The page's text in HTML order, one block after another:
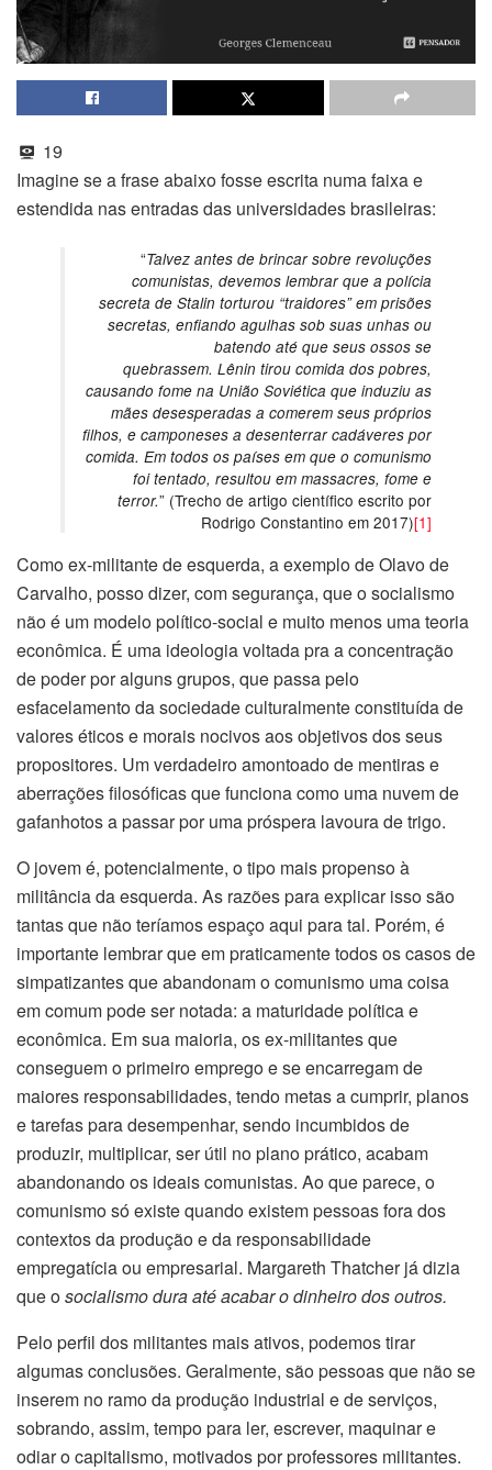
19
Imagine se a frase abaixo fosse escrita numa faixa e
estendida nas entradas das universidades brasileiras:
“Talvez antes de brincar sobre revoluções
comunistas, devemos lembrar que a polícia
secreta de Stalin torturou “traidores” em prisões
secretas, enfiando agulhas sob suas unhas ou
batendo até que seus ossos se
quebrassem. Lênin tirou comida dos pobres,
causando fome na União Soviética que induziu as
mães desesperadas a comerem seus próprios
filhos, e camponeses a desenterrar cadáveres por
comida. Em todos os países em que o comunismo
foi tentado, resultou em massacres, fome e
terror.” (Trecho de artigo científico escrito por
Rodrigo Constantino em 2017)[1]
Como ex-militante de esquerda, a exemplo de Olavo de
Carvalho, posso dizer, com segurança, que o socialismo
não é um modelo político-social e muito menos uma teoria
econômica. É uma ideologia voltada pra a concentração
de poder por alguns grupos, que passa pelo
esfacelamento da sociedade culturalmente constituída de
valores éticos e morais nocivos aos objetivos dos seus
propositores. Um verdadeiro amontoado de mentiras e
aberrações filosóficas que funciona como uma nuvem de
gafanhotos a passar por uma próspera lavoura de trigo.
O jovem é, potencialmente, o tipo mais propenso à
militância da esquerda. As razões para explicar isso são
tantas que não teríamos espaço aqui para tal. Porém, é
importante lembrar que em praticamente todos os casos de
simpatizantes que abandonam o comunismo uma coisa
em comum pode ser notada: a maturidade política e
econômica. Em sua maioria, os ex-militantes que
conseguem o primeiro emprego e se encarregam de
maiores responsabilidades, tendo metas a cumprir, planos
e tarefas para desempenhar, sendo incumbidos de
produzir, multiplicar, ser útil no plano prático, acabam
abandonando os ideais comunistas. Ao que parece, o
comunismo só existe quando existem pessoas fora dos
contextos da produção e da responsabilidade
empregatícia ou empresarial. Margareth Thatcher já dizia
que osocialismo dura até acabar o dinheiro dos outros.
Pelo perfil dos militantes mais ativos, podemos tirar
algumas conclusões. Geralmente, são pessoas que não se
inserem no ramo da produção industrial e de serviços,
sobrando, assim, tempo para ler, escrever, maquinar e
odiar o capitalismo, motivados por professores militantes.